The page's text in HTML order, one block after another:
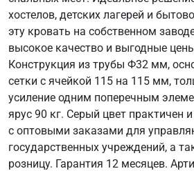
хостелов, детских лагерей и
эту кровать на собственном
высокое качество и выгодные
Конструкция из трубы Ф32 мм,
сетки с ячейкой 115 на 115 мм,
усиление одним поперечным
ярус 90 кг. Серый цвет практичен
с оптовыми заказами для
государственных учреждений, а
розницу. Гарантия 12 месяцев.